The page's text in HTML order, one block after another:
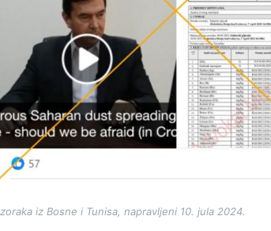
iz Bosne i Tunisa, napravljeni 10. jula 2024.